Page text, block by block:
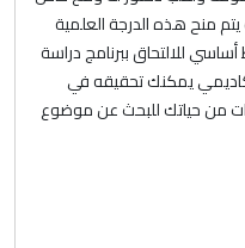
منح هذه الدرجة العلمية
للالتحاق ببرنامج دراسة
يمكنك تحقيقه في
من حياتك للبحث عن موضوع